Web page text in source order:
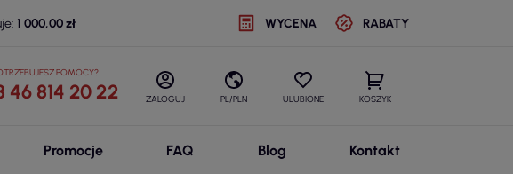
1 000,00 zł WYCENA RABATY
POMOCY?
46 814 20 22 ZALOGUJ PL/PLN ULUBIONE KOSZYK
Promocje FAQ Blog Kontakt